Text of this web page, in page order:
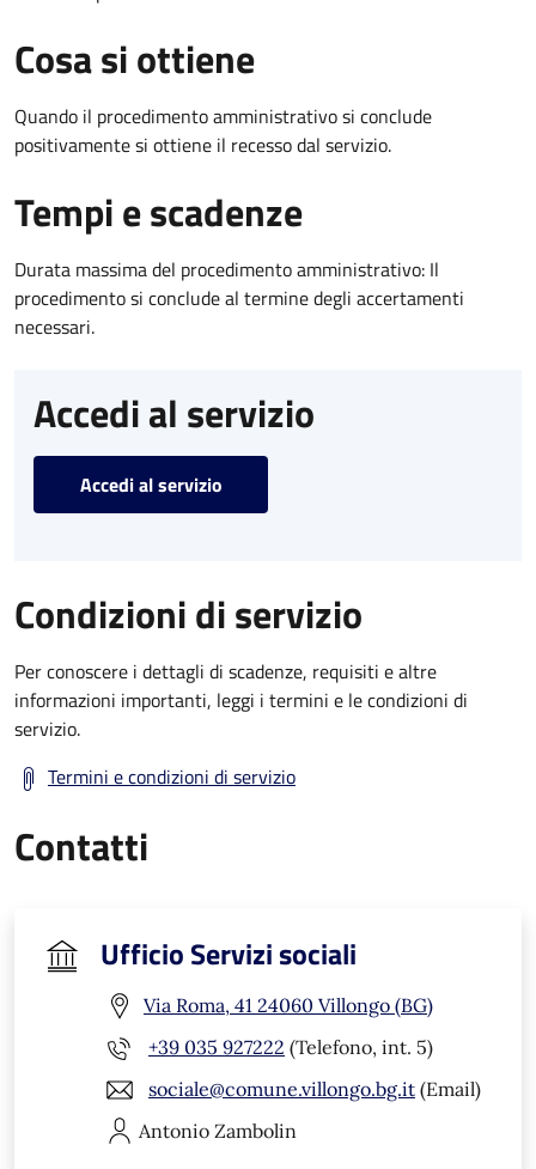
Cosa si ottiene
Quando il procedimento amministrativo si conclude
positivamente si ottiene il recesso dal servizio.
Tempi e scadenze
Durata massima del procedimento amministrativo: Il
procedimento si conclude al termine degli accertamenti
necessari.
Accedi al servizio
Accedi al servizio
Condizioni di servizio
Per conoscere i dettagli di scadenze, requisiti e altre
informazioni importanti, leggi i termini e le condizioni di
servizio.
Termini e condizioni di servizio
Contatti
Ufficio Servizi sociali
Via Roma, 41 24060 Villongo (BG)
+39 035 927222 (Telefono, int. 5)
sociale@comune.villongo.bg.it (Email)
Antonio Zambolin